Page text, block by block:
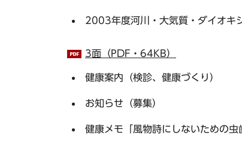
2003年度河川・大気質・ダイオキ
3面（PDF・64KB）
健康案内（検診、健康づくり）
お知らせ（募集）
健康メモ「風物詩にしないための虫